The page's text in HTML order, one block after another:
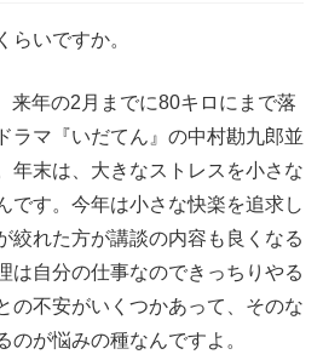
いですか。
年の2月までに80キロにまで落
ラマ『いだてん』の中村勘九郎並
年末は、大きなストレスを小さな
です。今年は小さな快楽を追求し
絞れた方が講談の内容も良くなる
は自分の仕事なのできっちりやる
の不安がいくつかあって、そのな
のが悩みの種なんですよ。